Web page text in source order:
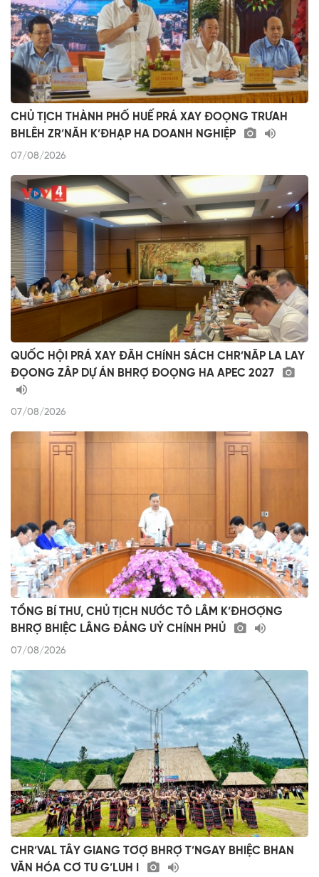
CHỦ TỊCH THÀNH PHỐ HUẾ PRÁ XAY ĐOỌNG TRƯAH
BHLÊH ZR’NĂH K’ĐHẠP HA DOANH NGHIỆP
07/08/2026
QUỐC HỘI PRÁ XAY ĐĂH CHÍNH SÁCH CHR’NĂP LA LAY
ĐỌONG ZÂP DỰ ÁN BHRỢ ĐOỌNG HA APEC 2027
07/08/2026
TỔNG BÍ THƯ, CHỦ TỊCH NƯỚC TÔ LÂM K’ĐHƠỢNG
BHRỢ BHIỆC LÂNG ĐẢNG UỶ CHÍNH PHỦ
07/08/2026
CHR’VAL TÂY GIANG TƠỢ BHRỢ T’NGAY BHIỆC BHAN
VĂN HÓA CƠ TU G’LUH I